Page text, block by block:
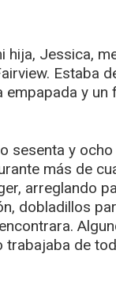
hija, Jessica,
Estaba
y un
sesenta y
más de
arreglando
dobladillos
trabajaba de